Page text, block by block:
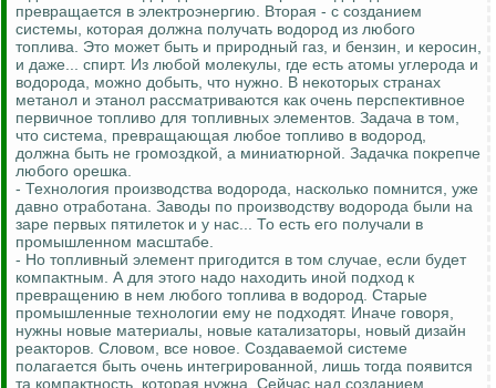
превращается в электроэнергию. Вторая - с созданием
системы, которая должна получать водород из любого
топлива. Это может быть и природный газ, и бензин, и керосин,
и даже... спирт. Из любой молекулы, где есть атомы углерода и
водорода, можно добыть, что нужно. В некоторых странах
метанол и этанол рассматриваются как очень перспективное
первичное топливо для топливных элементов. Задача в том,
что система, превращающая любое топливо в водород,
должна быть не громоздкой, а миниатюрной. Задачка покрепче
любого орешка.
- Технология производства водорода, насколько помнится, уже
давно отработана. Заводы по производству водорода были на
заре первых пятилеток и у нас... То есть его получали в
промышленном масштабе.
- Но топливный элемент пригодится в том случае, если будет
компактным. А для этого надо находить иной подход к
превращению в нем любого топлива в водород. Старые
промышленные технологии ему не подходят. Иначе говоря,
нужны новые материалы, новые катализаторы, новый дизайн
реакторов. Словом, все новое. Создаваемой системе
полагается быть очень интегрированной, лишь тогда появится
та компактность, которая нужна. Сейчас над созданием